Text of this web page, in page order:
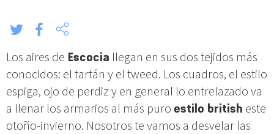
Los aires de Escocia llegan en sus dos tejidos más
conocidos: el tartán y el tweed. Los cuadros, el estilo
espiga, ojo de perdiz y en general lo entrelazado va
a llenar los armarios al más puro estilo british este
otoño-invierno. Nosotros te vamos a desvelar las